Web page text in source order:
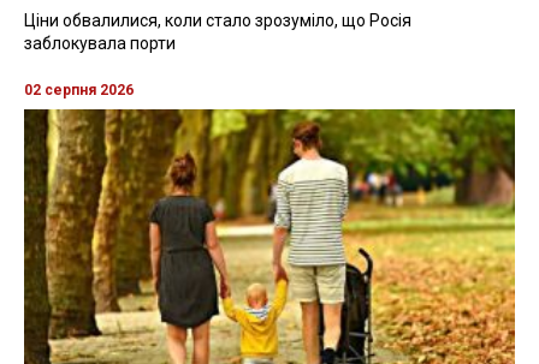
Ціни обвалилися, коли стало зрозуміло, що Росія
заблокувала порти
02 серпня 2026